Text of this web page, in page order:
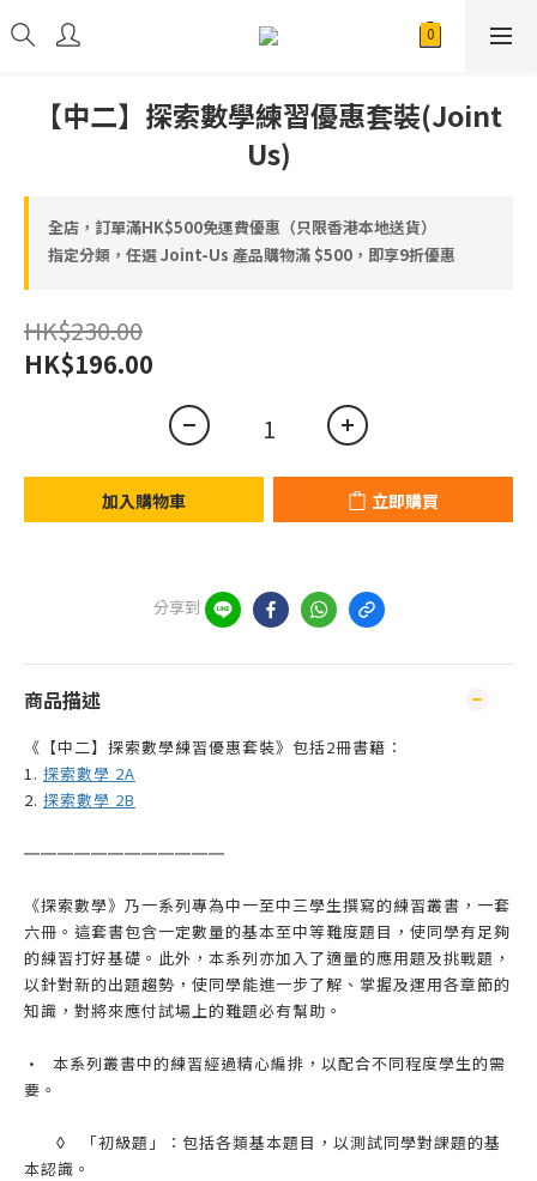
【中二】探索數學練習優惠套裝(Joint
Us)
全店，訂單滿HK$500免運費優惠（只限香港本地送貨）
指定分類，任選 Joint-Us 產品⁠⁠購物滿 $500，即享9折優惠
HK$230.00
HK$196.00
加入購物車 立即購買
分享到
商品描述
《【中二】探索數學練習優惠套裝》包括2冊書籍：
1. 探索數學 2A
2. 探索數學 2B
————————————
《探索數學》乃一系列專為中一至中三學生撰寫的練習叢書，一套
六冊。這套書包含一定數量的基本至中等難度題目，使同學有足夠
的練習打好基礎。此外，本系列亦加入了適量的應用題及挑戰題，
以針對新的出題趨勢，使同學能進一步了解、掌握及運用各章節的
知識，對將來應付試場上的難題必有幫助。
•
本系列叢書中的練習經過精心編排，以配合不同程度學生的需
要。
◊
「初級題」：包括各類基本題目，以測試同學對課題的基
本認識。